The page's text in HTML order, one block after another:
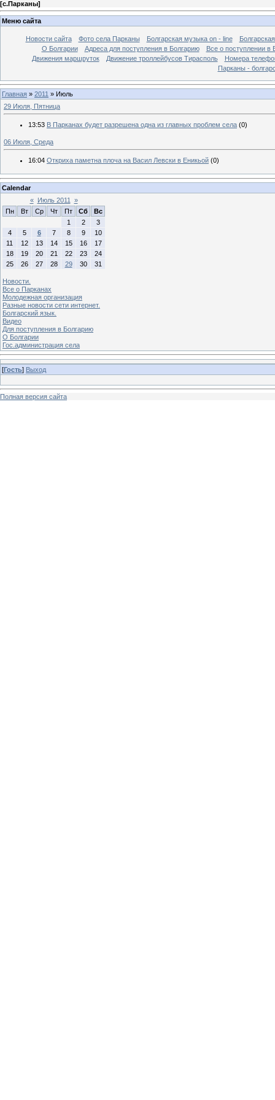
[с.Парканы]
Меню сайта
Новости сайта Фото села Парканы Болгарская музыка on - line
О Болгарии
Адреса для поступления в Болгарию
Все о поступлении в
Движения маршруток
Движение троллейбусов Тирасполь
Номера
Парканы -
Главная » 2011 » Июль
29 Июля, Пятница
13:53 В Парканах будет разрешена одна из главных проблем села (0)
06 Июля, Среда
16:04 Откриха паметна плоча на Васил Левски в Еникьой (0)
Calendar
«
Июль 2011
»
Пн
Вт Ср Чт Пт Сб
Вс
1
2
3
4
5 6 7 8 9
10
11
12 13 14 15 16
17
18
19 20 21 22 23
24
25
26 27 28 29 30 31
Новости.
Все о Парканах
Молодежная организация
Разные новости сети интернет.
Болгарский язык.
Видео
Для поступления в Болгарию
О Болгарии
Гос.администрация села
[Гость] Выход
Полная версия сайта